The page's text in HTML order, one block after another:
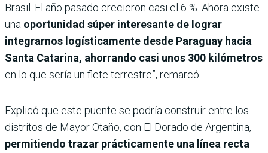
Brasil. El año pasado crecieron casi el 6 %. Ahora existe
una oportunidad súper interesante de lograr
integrarnos logísticamente desde Paraguay hacia
Santa Catarina, ahorrando casi unos 300 kilómetros
en lo que sería un flete terrestre”, remarcó.
Explicó que este puente se podría construir entre los
distritos de Mayor Otaño, con El Dorado de Argentina,
permitiendo trazar prácticamente una línea recta